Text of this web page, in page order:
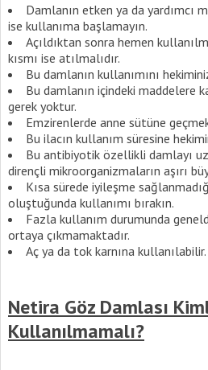
Damlanın etken ya da yardımcı
ise kullanıma başlamayın.
Açıldıktan sonra hemen
kısmı ise atılmalıdır.
Bu damlanın kullanımını
Bu damlanın içindeki maddelere
gerek yoktur.
Emzirenlerde anne sütüne
Bu ilacın kullanım süresine
Bu antibiyotik özellikli damlayı
dirençli mikroorganizmaların aşırı
Kısa sürede iyileşme
oluştuğunda kullanımı bırakın.
Fazla kullanım durumunda
ortaya çıkmamaktadır.
Aç ya da tok karnına kullanılabilir.
Netira Göz Damlası
Kullanılmamalı?